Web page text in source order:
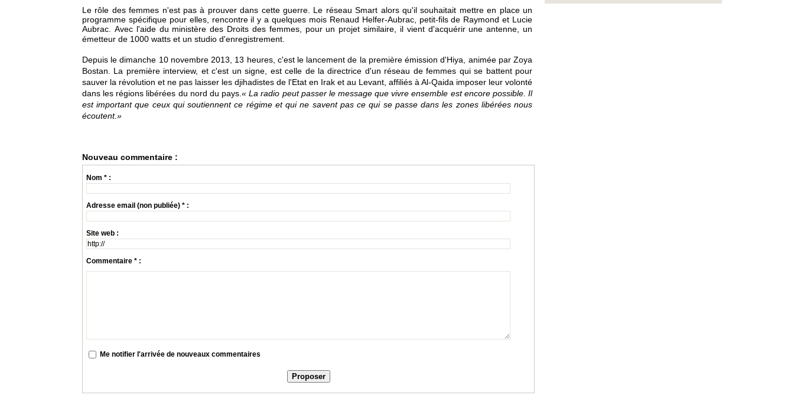
Le rôle des femmes n'est pas à prouver dans cette guerre. Le réseau Smart alors qu'il souhaitait mettre en place un
programme spécifique pour elles, rencontre il y a quelques mois Renaud Helfer-Aubrac, petit-fils de Raymond et Lucie
Aubrac. Avec l'aide du ministère des Droits des femmes, pour un projet similaire, il vient d'acquérir une antenne, un
émetteur de 1000 watts et un studio d'enregistrement.
Depuis le dimanche 10 novembre 2013, 13 heures, c'est le lancement de la premièreémission d'Hiya, animée par Zoya
Bostan. La première interview, et c'est un signe, est celle de la directrice d'un réseau de femmes qui se battent pour
sauver la révolution et ne pas laisser les djihadistes de l'Etat en Irak et au Levant, affiliés à Al-Qaida imposer leur volonté
dans les régions libérées du nord du pays.« La radio peut passer le message que vivre ensemble est encore possible. Il
est important que ceux qui soutiennent ce régime et qui ne savent pas ce qui se passe dans les zones libérées nous
écoutent.»
Nouveau commentaire :
Nom * :
Adresse email (non publiée) * :
Site web :
Commentaire * :
Me notifier l'arrivée de nouveaux commentaires